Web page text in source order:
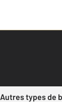
Autres types de